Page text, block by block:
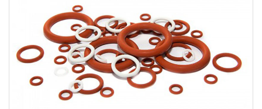
Tek Yüzü
Kendinden
Yapışkanlı
Tampon
Lastikleri